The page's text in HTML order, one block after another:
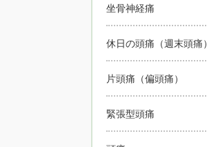
坐骨神経痛
休日の頭痛（週末頭痛）
片頭痛（偏頭痛）
緊張型頭痛